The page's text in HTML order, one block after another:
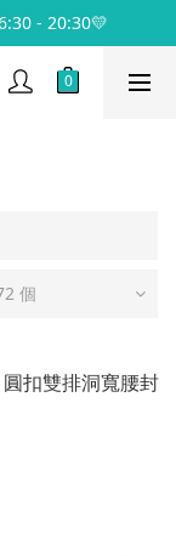
- 20:30💛
個